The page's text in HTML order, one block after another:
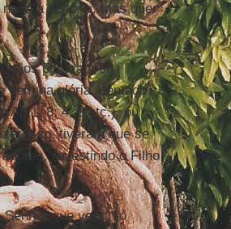
a história, mas quer
pintaram ou
vem na glória, sentado
Ap 1, 8; 4, 8 etc.), ou
isso, tiveram que se
revestindo o Filho
que vem; só